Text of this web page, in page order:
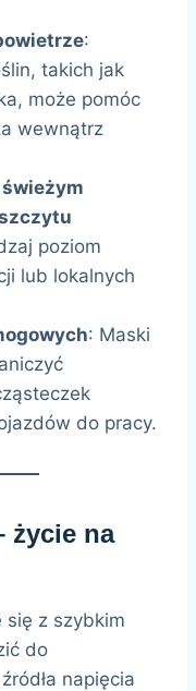
:
takich jak
może pomóc
wewnątrz
poziom
lub lokalnych
: Maski
do pracy.
życie na
się z szybkim
do
napięcia